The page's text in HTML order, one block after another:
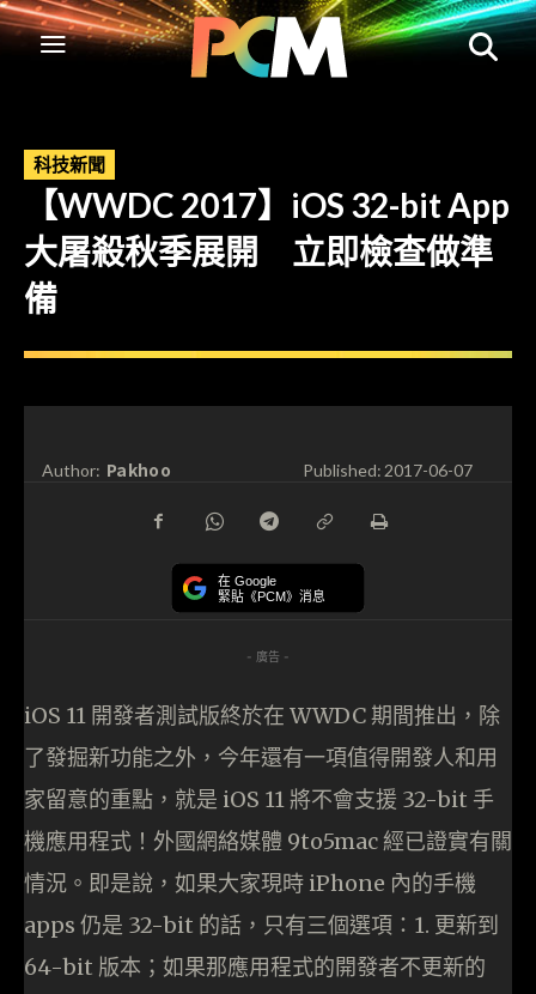
科技新聞
【WWDC 2017】iOS 32-bit App
大屠殺秋季展開 立即檢查做準
備
Author: Pakhoo Published:2017-06-07
在 Google
緊貼《PCM》消息
- 廣告 -
iOS 11 開發者測試版終於在 WWDC 期間推出，除
了發掘新功能之外，今年還有一項值得開發人和用
家留意的重點，就是 iOS 11 將不會支援 32-bit 手
機應用程式！外國網絡媒體 9to5mac 經已證實有關
情況。即是說，如果大家現時 iPhone 內的手機
apps 仍是 32-bit 的話，只有三個選項：1. 更新到
64-bit 版本；如果那應用程式的開發者不更新的